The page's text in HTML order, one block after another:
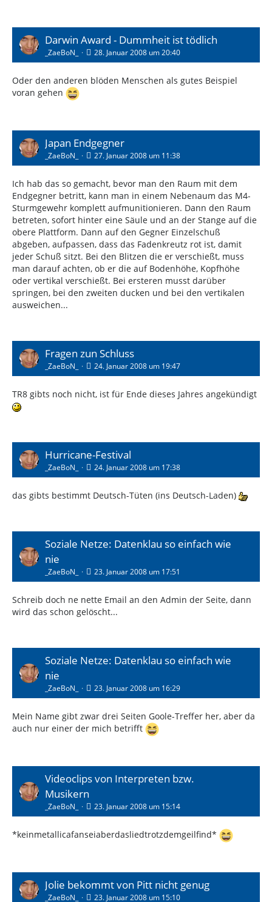
Darwin Award - Dummheit ist tödlich
_ZaeBoN_ 28. Januar 2008 um 20:40
Oder den anderen blöden Menschen als gutes Beispiel
voran gehen
Japan Endgegner
_ZaeBoN_ 27. Januar 2008 um 11:38
Ich hab das so gemacht, bevor man den Raum mit dem
Endgegner betritt, kann man in einem Nebenaum das M4-
Sturmgewehr komplett aufmunitionieren. Dann den Raum
betreten, sofort hinter eine Säule und an der Stange auf die
obere Plattform. Dann auf den Gegner Einzelschuß
abgeben, aufpassen, dass das Fadenkreutz rot ist, damit
jeder Schuß sitzt. Bei den Blitzen die er verschießt, muss
man darauf achten, ob er die auf Bodenhöhe, Kopfhöhe
oder vertikal verschießt. Bei ersteren musst darüber
springen, bei den zweiten ducken und bei den vertikalen
ausweichen...
Fragen zun Schluss
_ZaeBoN_ 24. Januar 2008 um 19:47
TR8 gibts noch nicht, ist für Ende dieses Jahres angekündigt
Hurricane-Festival
_ZaeBoN_ 24. Januar 2008 um 17:38
das gibts bestimmt Deutsch-Tüten (ins Deutsch-Laden)
Soziale Netze: Datenklau so einfach wie
nie
_ZaeBoN_ 23. Januar 2008 um 17:51
Schreib doch ne nette Email an den Admin der Seite, dann
wird das schon gelöscht...
Soziale Netze: Datenklau so einfach wie
nie
_ZaeBoN_ 23. Januar 2008 um 16:29
Mein Name gibt zwar drei Seiten Goole-Treffer her, aber da
auch nur einer der mich betrifft
Videoclips von Interpreten bzw.
Musikern
_ZaeBoN_ 23. Januar 2008 um 15:14
*keinmetallicafanseiaberdasliedtrotzdemgeilfind*
Jolie bekommt von Pitt nicht genug
_ZaeBoN_ 23. Januar 2008 um 15:10